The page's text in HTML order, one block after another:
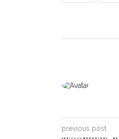
previous post